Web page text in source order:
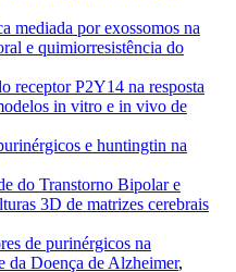
mediada por exossomos na
e quimiorresistência do
receptor P2Y14 na resposta
in vitro e in vivo de
e huntingtin na
do Transtorno Bipolar e
3D de matrizes cerebrais
de purinérgicos na
da Doença de Alzheimer,